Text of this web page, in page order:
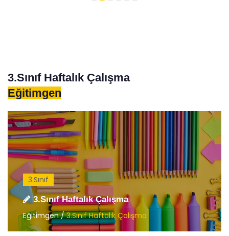
3.Sınıf Haftalık Çalışma
Eğitimgen
3.Sınıf
3.Sınıf Haftalık Çalışma
Eğitimgen /3.Sınıf Haftalık Çalışma